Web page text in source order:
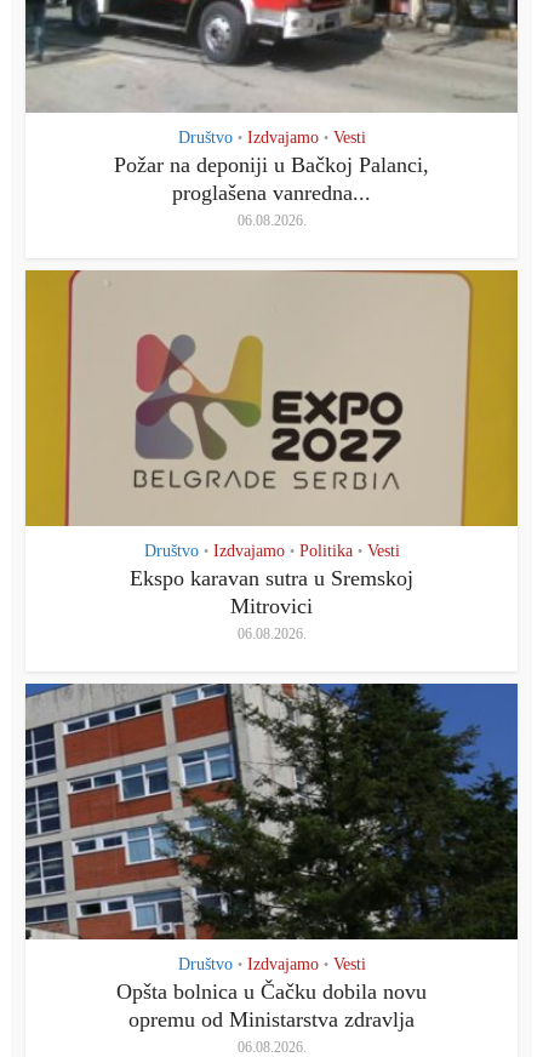
Društvo • Izdvajamo • Vesti
Požar na deponiji u Bačkoj Palanci,
proglašena vanredna...
06.08.2026.
Društvo • Izdvajamo • Politika • Vesti
Ekspo karavan sutra u Sremskoj
Mitrovici
06.08.2026.
Društvo • Izdvajamo • Vesti
Opšta bolnica u Čačku dobila novu
opremu od Ministarstva zdravlja
06.08.2026.